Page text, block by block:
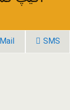
Mail SMS